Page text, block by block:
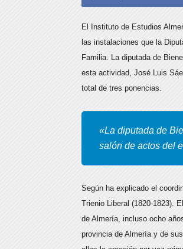
El Instituto de Estudios
las instalaciones que la
Familia. La diputada de
esta actividad, José Luis
total de tres ponencias.
«La diputada de
salón de actos del
Según ha explicado el
Trienio Liberal (1820-1823).
de Almería, incluso ocho
provincia de Almería y de